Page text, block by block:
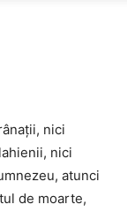
nici
nici
atunci
de moarte,